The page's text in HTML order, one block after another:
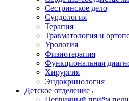
Сестринское дело
Сурдология
Терапия
Травматология и
Урология
Физиотерапия
Функциональная
Хирургия
Эндокринология
Детское отделение